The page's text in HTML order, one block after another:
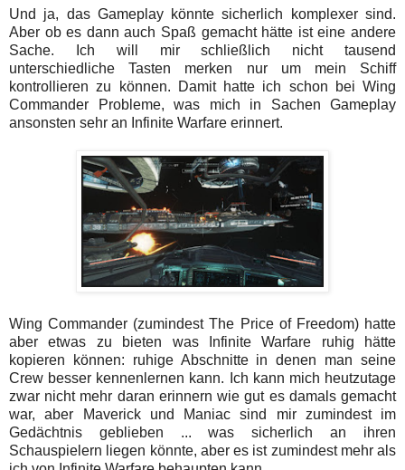
Und ja, das Gameplay könnte sicherlich komplexer sind.
Aber ob es dann auch Spaß gemacht hätte ist eine andere
Sache. Ich will mir schließlich nicht tausend
unterschiedliche Tasten merken nur um mein Schiff
kontrollieren zu können. Damit hatte ich schon bei Wing
Commander Probleme, was mich in Sachen Gameplay
ansonsten sehr an Infinite Warfare erinnert.
Wing Commander (zumindest The Price of Freedom) hatte
aber etwas zu bieten was Infinite Warfare ruhig hätte
kopieren können: ruhige Abschnitte in denen man seine
Crew besser kennenlernen kann. Ich kann mich heutzutage
zwar nicht mehr daran erinnern wie gut es damals gemacht
war, aber Maverick und Maniac sind mir zumindest im
Gedächtnis geblieben ... was sicherlich an ihren
Schauspielern liegen könnte, aber es ist zumindest mehr als